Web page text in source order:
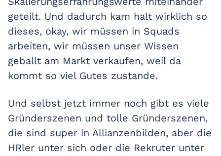
geteilt. Und dadurch kam halt wirklich so
dieses, okay, wir müssen in Squads
arbeiten, wir müssen unser Wissen
geballt am Markt verkaufen, weil da
kommt so viel Gutes zustande.
Und selbst jetzt immer noch gibt es viele
Gründerszenen und tolle Gründerszenen,
die sind super in Allianzenbilden, aber die
HRler unter sich oder die Rekruter unter